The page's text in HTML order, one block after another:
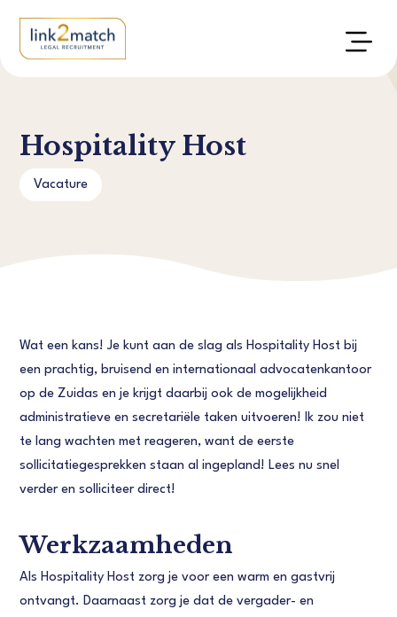
Hospitality Host
Vacature
Wat een kans! Je kunt aan de slag als Hospitality Host bij
een prachtig, bruisend en internationaal advocatenkantoor
op de Zuidas en je krijgt daarbij ook de mogelijkheid
administratieve en secretariële taken uitvoeren! Ik zou niet
te lang wachten met reageren, want de eerste
sollicitatiegesprekken staan al ingepland! Lees nu snel
verder en solliciteer direct!
Werkzaamheden
Als Hospitality Host zorg je voor een warm en gastvrij
ontvangt. Daarnaast zorg je dat de vergader- en